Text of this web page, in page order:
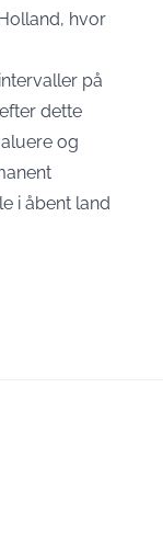
hvor
på
dette
og
i åbent land